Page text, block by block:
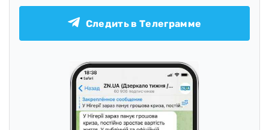
Следить в Телеграмме